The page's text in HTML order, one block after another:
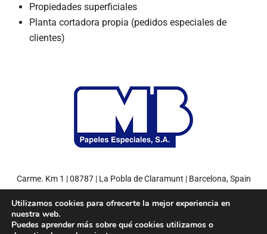
Propiedades superficiales
Planta cortadora propia (pedidos especiales de
clientes)
Carme. Km 1 | 08787 | La Pobla de Claramunt | Barcelona, Spain
Tel: +34 93 808 71 00 | Fax: +34 93 808 77 27
Utilizamos cookies para ofrecerte la mejor experiencia en
nuestra web.
Puedes aprender más sobre qué cookies utilizamos o